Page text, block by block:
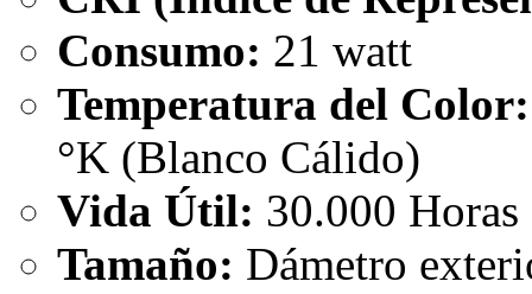
Consumo: 21 watt
Temperatura del Color:
°K (Blanco Cálido)
Vida Útil: 30.000 Horas
Tamaño: Dámetro